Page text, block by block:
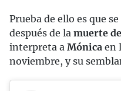
Prueba de ello es que
después de la muerte
interpreta a Mónica en
noviembre, y su